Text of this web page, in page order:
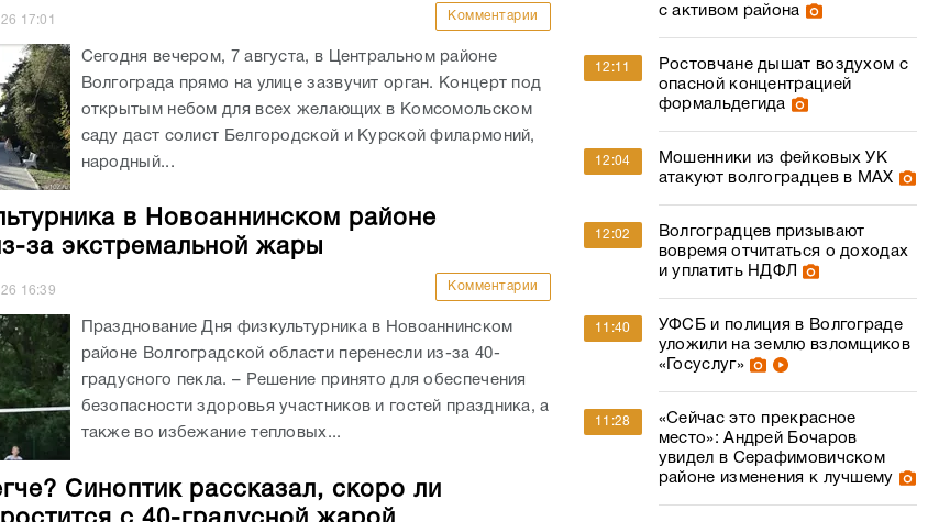
17:01 Комментарии
Сегодня вечером, 7 августа, в Центральном районе
Волгограда прямо на улице зазвучит орган. Концерт под
открытым небом для всех желающих в Комсомольском
саду даст солист Белгородской и Курской филармоний,
народный...
в Новоаннинском районе
за экстремальной жары
16:39 Комментарии
Празднование Дня физкультурника в Новоаннинском
районе Волгоградской области перенесли из-за 40-
градусного пекла. – Решение принято для обеспечения
безопасности здоровья участников и гостей праздника, а
также во избежание тепловых...
Синоптик рассказал, скоро ли
с активом района
12:11
Ростовчане дышат воздухом с
опасной концентрацией
формальдегида
12:04
Мошенники из фейковых УК
атакуют волгоградцев в МАХ
12:02
Волгоградцев призывают
вовремя отчитаться о доходах
и уплатить НДФЛ
11:40
УФСБ и полиция в Волгограде
уложили на землю взломщиков
«Госуслуг»
11:28
«Сейчас это прекрасное
место»: Андрей Бочаров
увидел в Серафимовичском
районе изменения к лучшему